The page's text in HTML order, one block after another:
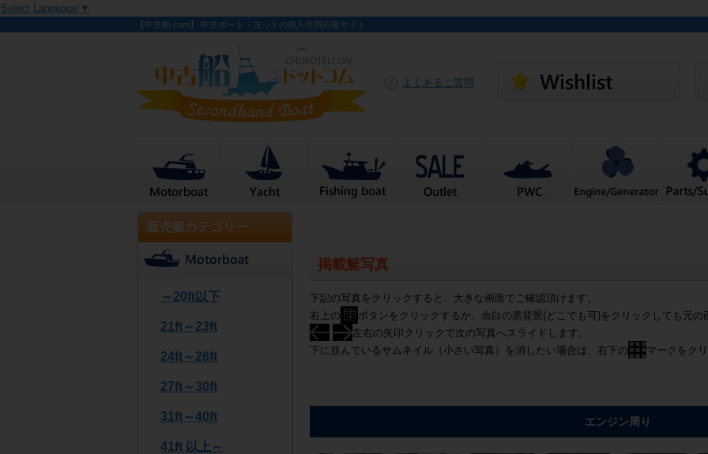
Select Language ▼
【中古船.com】 中古ボート・ヨットの個人売買応援サイト
よくあるご質問
販売艇カテゴリー
～20ft以下
21ft～23ft
24ft～26ft
27ft～30ft
31ft～40ft
41ft 以上～
掲載艇写真
下記の写真をクリックすると、大きな画面でご確認頂けます。
右上の
ボタンをクリックするか、余白の黒背景(どこでも可)をクリックしても元の
左右の矢印クリックで次の写真へスライドします。
下に並んでいるサムネイル（小さい写真）を消したい場合は、右下の
マークをク
エンジン周り